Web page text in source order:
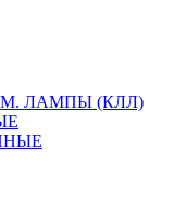
ЛАМПЫ (КЛЛ)